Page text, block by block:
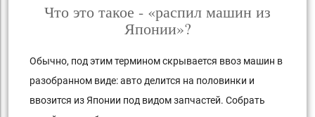
Что это такое - «распил машин из
Японии»?
Обычно, под этим термином скрывается ввоз машин в
разобранном виде: авто делится на половинки и
ввозится из Японии под видом запчастей. Собрать